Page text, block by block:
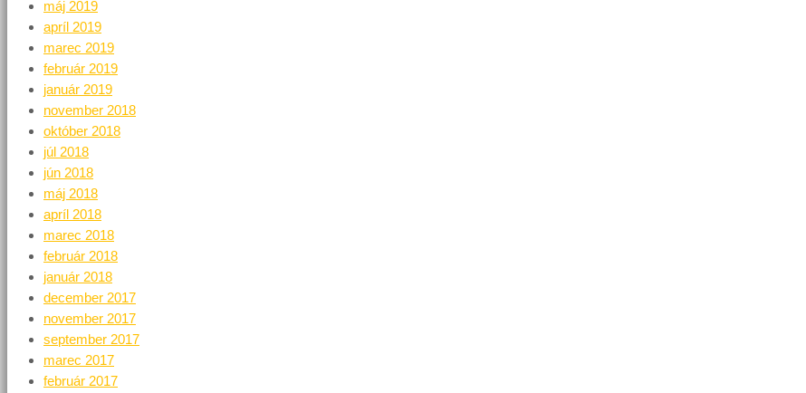
máj 2019
apríl 2019
marec 2019
február 2019
január 2019
november 2018
október 2018
júl 2018
jún 2018
máj 2018
apríl 2018
marec 2018
február 2018
január 2018
december 2017
november 2017
september 2017
marec 2017
február 2017